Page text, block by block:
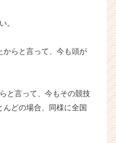
。
からと言って、今も頭が
と言って、今もその競技
どの場合、同様に全国